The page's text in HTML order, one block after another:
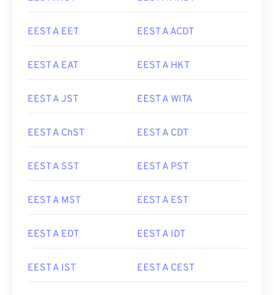
EEST A EET EEST A ACDT
EEST A EAT EEST A HKT
EEST A JST EEST A WITA
EEST A ChST EEST A CDT
EEST A SST EEST A PST
EEST A MST EEST A EST
EEST A EDT EEST A IDT
EEST A IST EEST A CEST